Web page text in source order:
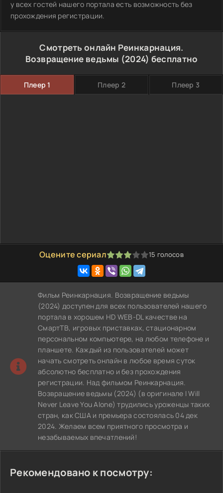
у всех гостей нашего портала есть возможность без
прохождения регистрации.
Смотреть онлайн Реинкарнация.
Возвращение ведьмы (2024) бесплатно
Плеер 1 Плеер 2 Плеер 3
Оцените сериал
1 2 3 4 5 15 голосов
Фильм Реинкарнация. Возвращение ведьмы
(2024) доступен для всех пользователей нашего
портала в хорошем HD WEB-DL качестве на
СмартТВ, игровых приставках, стационарном
персональном компьютере, на любом телефоне и
планшете. Каждый из пользователей может
начать смотреть онлайн в любое время суток
абсолютно бесплатно и без прохождения
регистрации. Над фильмом Реинкарнация.
Возвращение ведьмы (2024) (в оригинале I Will
Never Leave You Alone) трудились уроженцы таких
стран, как США и премьера состоялась 04 дек
2024. Желаем всем приятного просмотра и
незабываемых впечатлений!
Рекомендовано к посмотру: